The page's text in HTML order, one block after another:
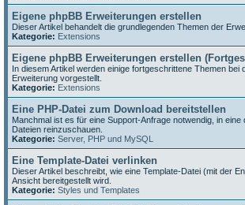
Eigene phpBB Erweiterungen erstellen
Dieser Artikel behandelt die grundlegenden Themen der
Kategorie: Extensions
Eigene phpBB Erweiterungen erstellen
In diesem Artikel werden einige fortgeschrittene Themen bei
Erweiterung vorgestellt.
Kategorie: Extensions
Eine PHP-Datei zum Download bereitstellen
Manchmal ist es für eine Support-Anfrage notwendig, in eine
Dateien reinzuschauen.
Kategorie: Server, PHP und MySQL
Eine Template-Datei verlinken
Dieser Artikel beschreibt, wie eine Template-Datei (mit der
Ansicht bereitgestellt wird.
Kategorie: Styles und Templates